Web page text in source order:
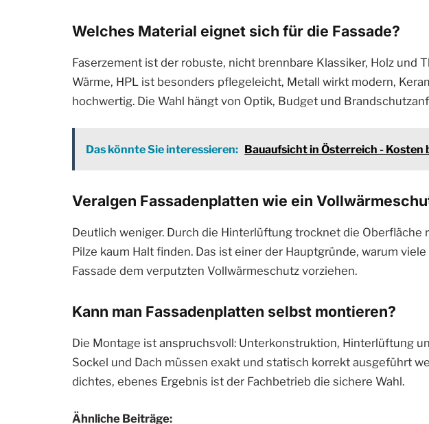
Welches Material eignet sich für die Fassade?
Faserzement ist der robuste, nicht brennbare Klassiker, Holz und
Wärme, HPL ist besonders pflegeleicht, Metall wirkt modern,
hochwertig. Die Wahl hängt von Optik, Budget und
Das könnte Sie interessieren: Bauaufsicht in Österreich - Kosten
Veralgen Fassadenplatten wie ein
Deutlich weniger. Durch die Hinterlüftung trocknet die Oberfläche
Pilze kaum Halt finden. Das ist einer der Hauptgründe, warum
Fassade dem verputzten Vollwärmeschutz vorziehen.
Kann man Fassadenplatten selbst montieren?
Die Montage ist anspruchsvoll: Unterkonstruktion, Hinterlüftung
Sockel und Dach müssen exakt und statisch korrekt ausgeführt
dichtes, ebenes Ergebnis ist der Fachbetrieb die sichere Wahl.
Ähnliche Beiträge: